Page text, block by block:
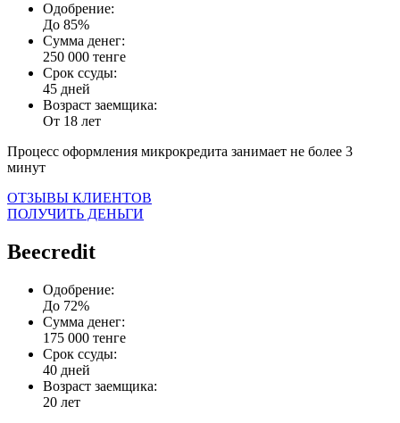
Одобрение:
До 85%
Сумма денег:
250 000 тенге
Срок ссуды:
45 дней
Возраст заемщика:
От 18 лет
Процесс оформления микрокредита занимает не более 3
минут
ОТЗЫВЫ КЛИЕНТОВ
ПОЛУЧИТЬ ДЕНЬГИ
Beecredit
Одобрение:
До 72%
Сумма денег:
175 000 тенге
Срок ссуды:
40 дней
Возраст заемщика:
20 лет